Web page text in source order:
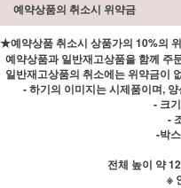
예약상품의 취소시 위약금
★예약상품 취소시 상품가의 10%의
예약상품과 일반재고상품을 함께 주
일반재고상품의 취소에는 위약금이
- 하기의 이미지는 시제품이며,
- 크
-
-박
전체 높이 약
※